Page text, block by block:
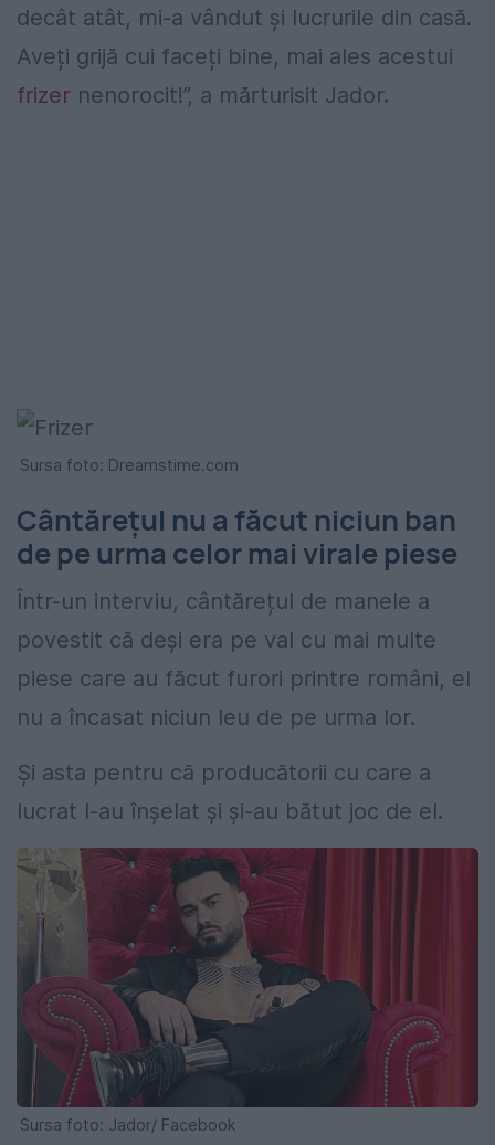
decât atât, mi-a vândut și lucrurile din casă.
Aveți grijă cui faceți bine, mai ales acestui
frizer nenorocit!”, a mărturisit Jador.
Sursa foto: Dreamstime.com
Cântărețul nu a făcut niciun ban
de pe urma celor mai virale piese
Într-un interviu, cântărețul de manele a
povestit că deși era pe val cu mai multe
piese care au făcut furori printre români, el
nu a încasat niciun leu de pe urma lor.
Și asta pentru că producătorii cu care a
lucrat l-au înșelat și și-au bătut joc de el.
Sursa foto: Jador/ Facebook